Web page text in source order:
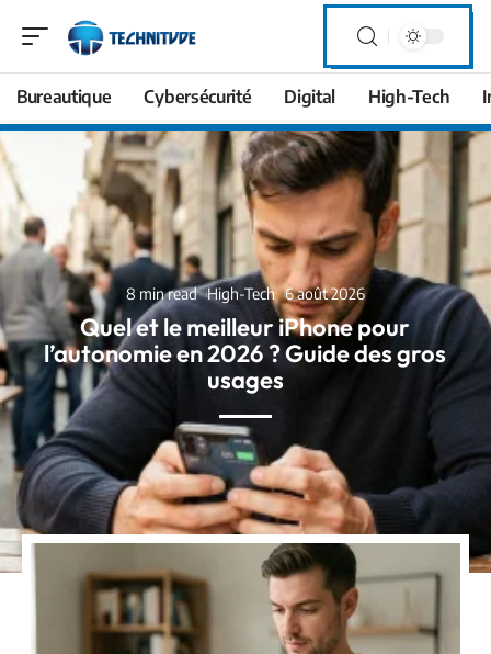
Bureautique Cybersécurité Digital High-Tech
8 min read High-Tech 6 août 2026
Quel et le meilleur iPhone pour
l’autonomie en 2026 ? Guide des gros
usages